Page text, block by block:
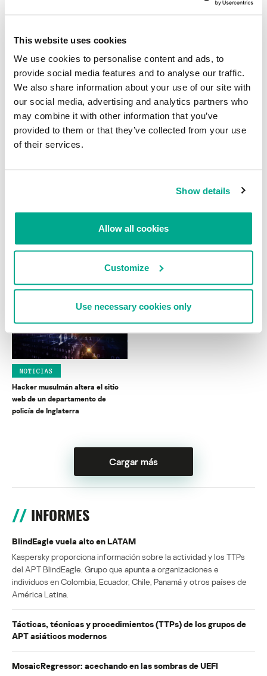
This website uses cookies
We use cookies to personalise content and ads, to
provide social media features and to analyse our traffic.
We also share information about your use of our site with
our social media, advertising and analytics partners who
may combine it with other information that you’ve
provided to them or that they’ve collected from your use
of their services.
Show details
Allow all cookies
Customize
Use necessary cookies only
Hacker apela su extradición
alegando haber sido víctima de
abusos y amenazas
Cuidado con los complementos
(plug-ins) gratuitos
Hacker elimina los archivos de
una clínica para vengarse de sus
Novedades de Gpcode
NOTICIAS
Hacker musulmán altera el sitio
web de un departamento de
policía de Inglaterra
Cargar más
INFORMES
BlindEagle vuela alto en LATAM
Kaspersky proporciona información sobre la actividad y los TTPs
del APT BlindEagle. Grupo que apunta a organizaciones e
individuos en Colombia, Ecuador, Chile, Panamá y otros países de
América Latina.
Tácticas, técnicas y procedimientos (TTPs) de los grupos de
APT asiáticos modernos
MosaicRegressor: acechando en las sombras de UEFI